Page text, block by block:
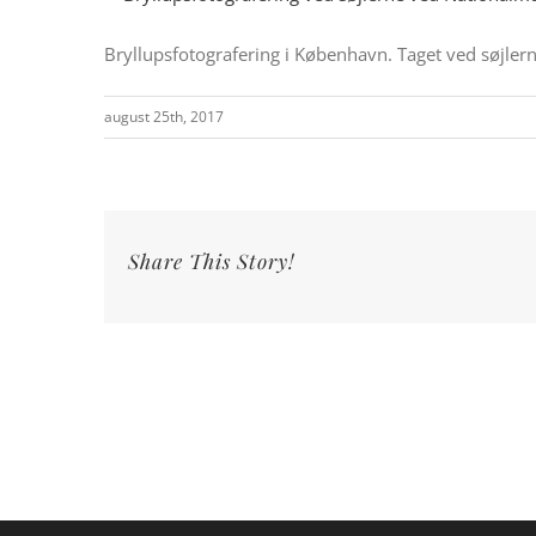
Bryllupsfotografering i København. Taget ved
august 25th, 2017
Share This Story!